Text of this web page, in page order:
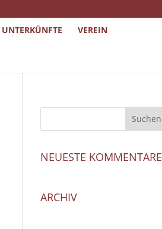
UNTERKÜNFTE
VEREIN
NEUESTE KOMMENTARE
ARCHIV